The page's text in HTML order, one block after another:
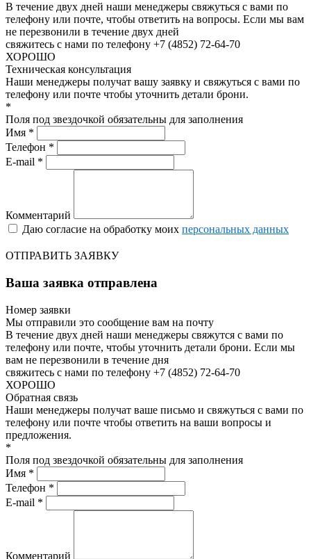
В течение двух дней наши менеджеры свяжуться с вами по
телефону или почте, чтобы ответить на вопросы. Если мы вам
не перезвонили в течение двух дней
свяжитесь с нами по телефону +7 (4852) 72-64-70
ХОРОШО
Техническая консультация
Наши менеджеры получат вашу заявку и свяжуться с вами по
телефону или почте чтобы уточнить детали брони.
*
Поля под звездочкой обязательны для заполнения
Имя *
Телефон *
E-mail *
Комментарий
Даю согласие на обработку моих персональных данных
ОТПРАВИТЬ ЗАЯВКУ
Ваша заявка отправлена
Номер заявки
Мы отправили это сообщение вам на почту
В течение двух дней наши менеджеры свяжутся с вами по
телефону или почте, чтобы уточнить детали брони. Если мы
вам не перезвонили в течение дня
свяжитесь с нами по телефону +7 (4852) 72-64-70
ХОРОШО
Обратная связь
Наши менеджеры получат ваше письмо и свяжуться с вами по
телефону или почте чтобы ответить на ваши вопросы и
предложения.
*
Поля под звездочкой обязательны для заполнения
Имя *
Телефон *
E-mail *
Комментарий